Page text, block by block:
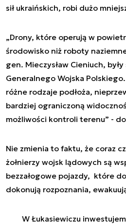
sił ukraińskich, robi dużo
„Drony, które operują w
środowisko niż roboty
gen. Mieczysław Cieniuch,
Generalnego Wojska
różne rodzaje podłoża,
bardziej ograniczoną
możliwości kontroli terenu” -
Nie zmienia to faktu, że coraz
żołnierzy wojsk lądowych są
bezzałogowe pojazdy, które
dokonują rozpoznania,
W Łukasiewiczu